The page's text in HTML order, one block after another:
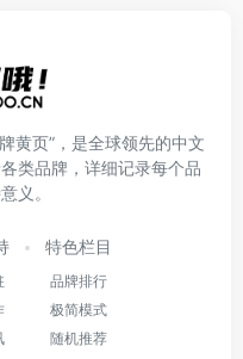
黄页”，是全球领先的中文
类品牌，详细记录每个品
义。
特色栏目
品牌排行
极简模式
随机推荐